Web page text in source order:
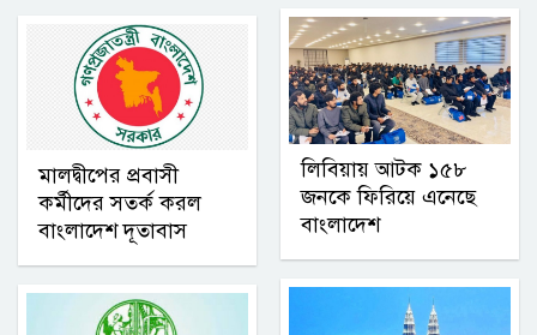
মালদ্বীপের প্রবাসী
কর্মীদের সতর্ক করল
বাংলাদেশ দূতাবাস
লিবিয়ায় আটক ১৫৮
জনকে ফিরিয়ে এনেছে
বাংলাদেশ